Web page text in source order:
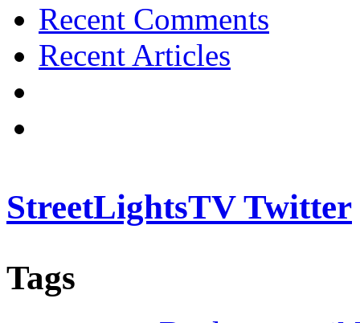
Recent Comments
Recent Articles
StreetLightsTV Twitter
Tags